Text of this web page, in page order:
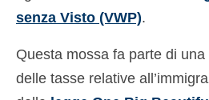
Polski(Polacco
Slovenčina(Slavo)
senza Visto (VWP).
Questa mossa fa parte di
delle tasse relative